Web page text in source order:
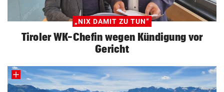
„NIX DAMIT ZU TUN“
Tiroler WK-Chefin wegen Kündigung vor
Gericht